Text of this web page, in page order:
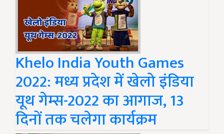
Khelo India Youth Games
2022: मध्य प्रदेश में खेलो इंडिया
यूथ गेम्स-2022 का आगाज, 13
दिनों तक चलेगा कार्यक्रम